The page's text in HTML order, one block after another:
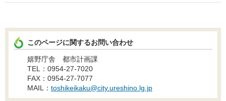
このページに関するお問い合わせ
嬉野庁舎 都市計画課
TEL：0954-27-7020
FAX：0954-27-7077
MAIL： toshikeikaku@city.ureshino.lg.jp